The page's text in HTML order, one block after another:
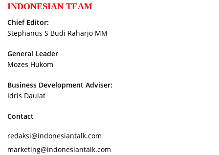
INDONESIAN TEAM
Chief Editor:
Stephanus S Budi Raharjo MM
General Leader
Mozes Hukom
Business Development Adviser:
Idris Daulat
Contact
redaksi@indonesiantalk.com
marketing@indonesiantalk.com